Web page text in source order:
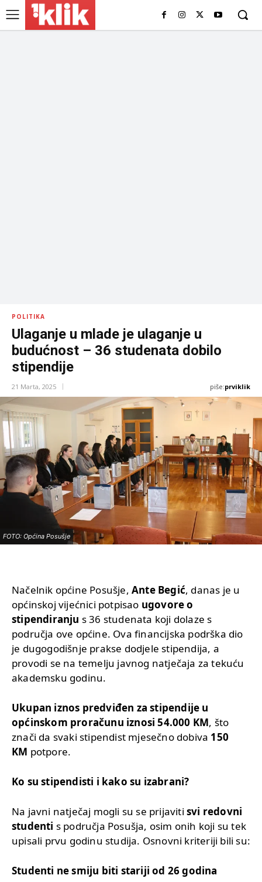
POLITIKA
Ulaganje u mlade je ulaganje u
budućnost – 36 studenata dobilo
stipendije
21 Marta, 2025 piše:prviklik
FOTO: Općina Posušje
Načelnik općine Posušje, Ante Begić, danas je u
općinskoj vijećnici potpisao ugovore o
stipendiranju s 36 studenata koji dolaze s
područja ove općine. Ova financijska podrška dio
je dugogodišnje prakse dodjele stipendija, a
provodi se na temelju javnog natječaja za tekuću
akademsku godinu.
Ukupan iznos predviđen za stipendije u
općinskom proračunu iznosi 54.000 KM, što
znači da svaki stipendist mjesečno dobiva 150
KM potpore.
Ko su stipendisti i kako su izabrani?
Na javni natječaj mogli su se prijaviti svi redovni
studenti s područja Posušja, osim onih koji su tek
upisali prvu godinu studija. Osnovni kriteriji bili su:
Studenti ne smiju biti stariji od 26 godina